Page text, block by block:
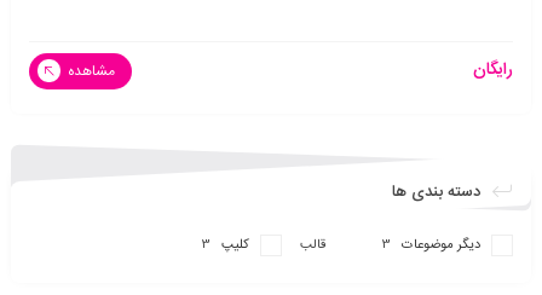
رایگان مشاهده
دسته بندی ها
دیگر موضوعات 3 قالب کلیپ 3